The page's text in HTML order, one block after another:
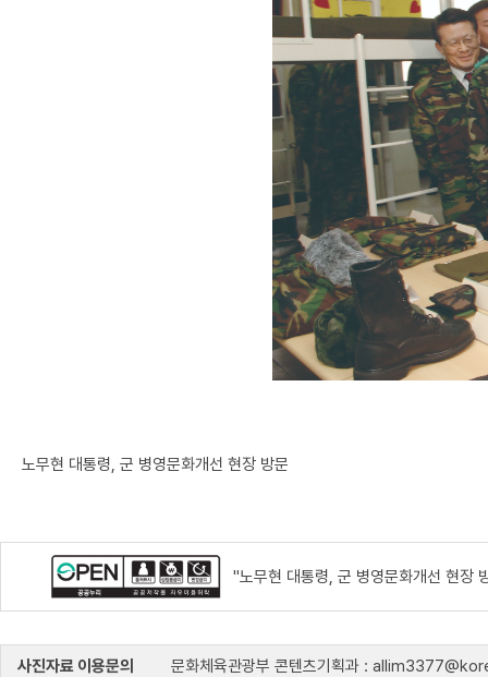
노무현 대통령, 군 병영문화개선 현장 방문
"노무현 대통령, 군 병영문화개선 현장
사진자료 이용문의 문화체육관광부 콘텐츠기획과 :